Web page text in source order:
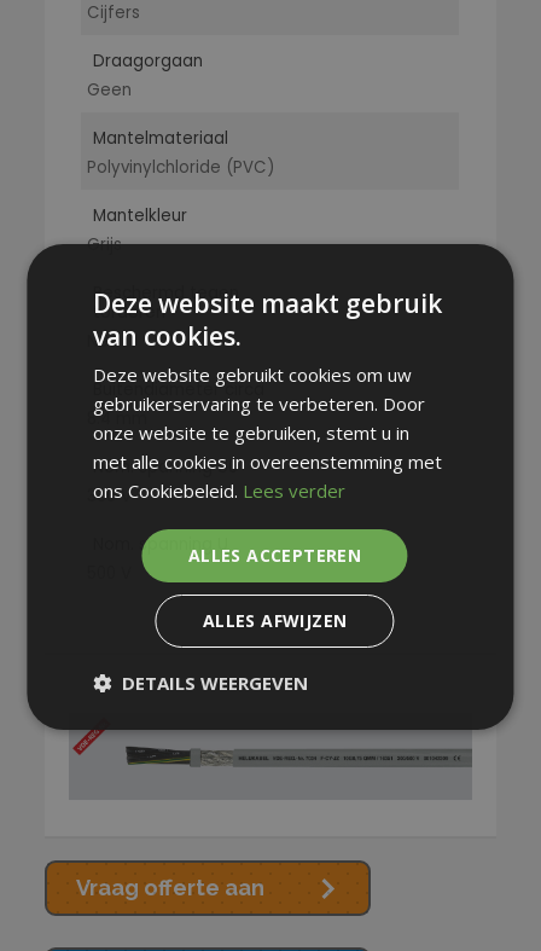
Cijfers
Draagorgaan
Geen
Mantelmateriaal
Polyvinylchloride (PVC)
Mantelkleur
Grijs
Beschermd tegen
torderen
Nee
Buitendiameter circa
8.4 mm
Nom. spanning U0
300 V
Nom. spanning U
Vraag offerte aan
Deze website maakt gebruik
van cookies.
Deze website gebruikt cookies om uw
gebruikerservaring te verbeteren. Door
onze website te gebruiken, stemt u in
met alle cookies in overeenstemming met
ons Cookiebeleid. Lees verder
ALLES ACCEPTEREN
ALLES AFWIJZEN
DETAILS WEERGEVEN